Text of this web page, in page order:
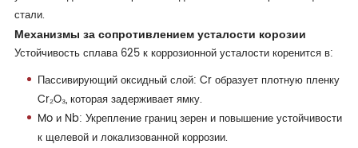
стали.
Механизмы за сопротивлением усталости корозии
Устойчивость сплава 625 к коррозионной усталости коренится в:
Пассивирующий оксидный слой: Cr образует плотную пленку
Cr₂O₃, которая задерживает ямку.
Mo и Nb: Укрепление границ зерен и повышение устойчивости
к щелевой и локализованной коррозии.